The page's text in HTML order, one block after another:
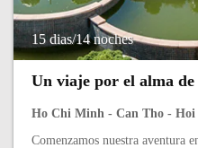
15 dias/14 noches
Un viaje por el alma
Ho Chi Minh - Can Tho -
Comenzamos nuestra aventura